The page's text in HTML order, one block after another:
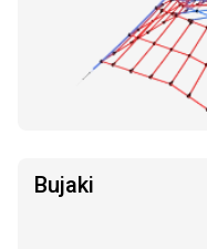
Bujaki